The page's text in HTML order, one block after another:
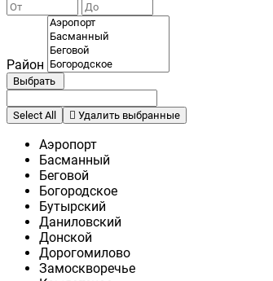
Район
Выбрать
Select All Удалить выбранные
Аэропорт
Басманный
Беговой
Богородское
Бутырский
Даниловский
Донской
Дорогомилово
Замоскворечье